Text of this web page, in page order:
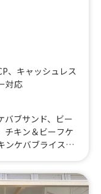
、 キャッシュレス
対応
バブサンド、ビー
チキン＆ビーフケ
ンケバブライス、
ブ、チキンとビー
グ、チュロス、ビ